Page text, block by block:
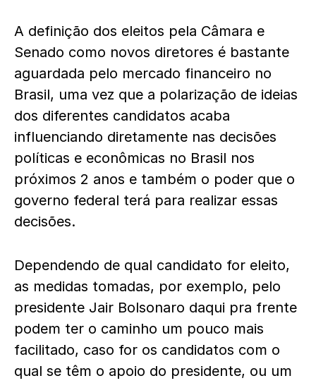
A definição dos eleitos pela Câmara e
Senado como novos diretores é bastante
aguardada pelo mercado financeiro no
Brasil, uma vez que a polarização de ideias
dos diferentes candidatos acaba
influenciando diretamente nas decisões
políticas e econômicas no Brasil nos
próximos 2 anos e também o poder que o
governo federal terá para realizar essas
decisões.
Dependendo de qual candidato for eleito,
as medidas tomadas, por exemplo, pelo
presidente Jair Bolsonaro daqui pra frente
podem ter o caminho um pouco mais
facilitado, caso for os candidatos com o
qual se têm o apoio do presidente, ou um